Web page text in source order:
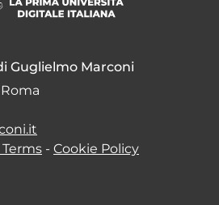
Guglielmo Marconi
- Cookie Policy